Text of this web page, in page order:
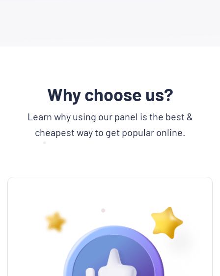
Why choose us?
Learn why using our panel is the best &
cheapest way to get popular online.